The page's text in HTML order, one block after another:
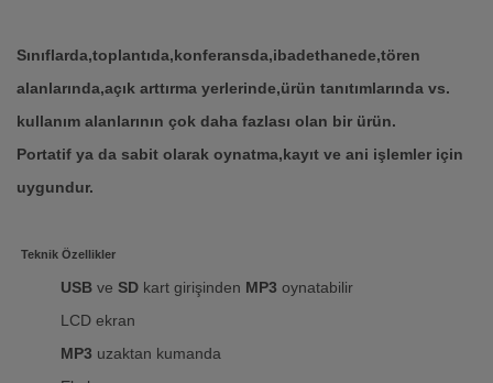
Sınıflarda,toplantıda,konferansda,ibadethanede,tören
alanlarında,açık arttırma yerlerinde,ürün tanıtımlarında vs.
kullanım alanlarının çok daha fazlası olan bir ürün.
Portatif ya da sabit olarak oynatma,kayıt ve ani işlemler için
uygundur.
Teknik Özellikler
USB ve SD kart girişinden MP3 oynatabilir
LCD ekran
MP3 uzaktan kumanda